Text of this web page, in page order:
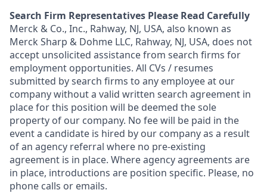
Search Firm Representatives Please Read Carefully
Merck & Co., Inc., Rahway, NJ, USA, also known as
Merck Sharp & Dohme LLC, Rahway, NJ, USA, does not
accept unsolicited assistance from search firms for
employment opportunities. All CVs / resumes
submitted by search firms to any employee at our
company without a valid written search agreement in
place for this position will be deemed the sole
property of our company. No fee will be paid in the
event a candidate is hired by our company as a result
of an agency referral where no pre-existing
agreement is in place. Where agency agreements are
in place, introductions are position specific. Please, no
phone calls or emails.